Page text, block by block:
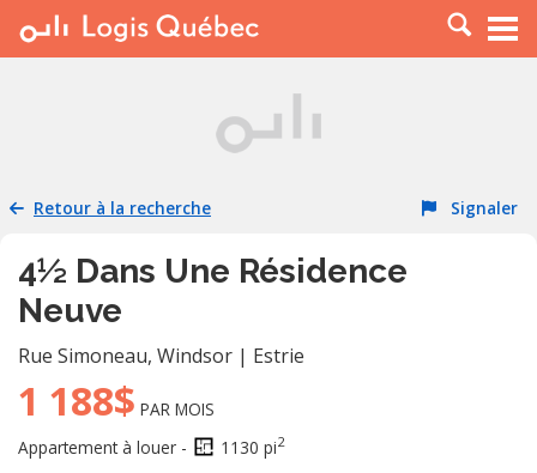
À LOUER
PLACER UNE ANNONCE
RESSOURCES
Retour à la recherche Signaler
4½ Dans Une Résidence
Neuve
Rue Simoneau, Windsor | Estrie
1 188$ PAR MOIS
Appartement à louer -
1130 pi2